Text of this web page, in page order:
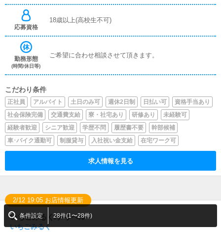
応募資格
18歳以上(高校生不可)
勤務形態
(時間/休日等)
ご希望に合わせ相談させて頂きます。
こだわり条件
正社員 アルバイト 土日のみ可 週休2日制 日払い可
資格手当あり
社会保険完備
交通費支給 寮・社宅あり 研修あり
未経験可
経験者歓迎
シニア歓迎 学歴不問 履歴書不要
幹部候補
車･バイク通勤可
制服貸与 入社祝い金支給 在宅ワーク可
求人情報を見る
2/12 19:05 お店情報更新
いちごみるく/デリヘル
いちごみるく
条件設定 28件(1〜28件)